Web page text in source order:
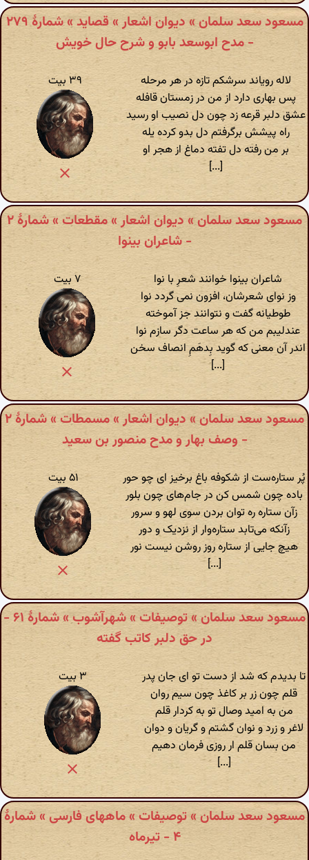
مسعود سعد سلمان » دیوان اشعار » قصاید » شمارهٔ ۲۷۹
- مدح ابوسعد بابو و شرح حال خویش
لاله رویاند سرشکم تازه در هر مرحله
پس بهاری دارد از من در زمستان قافله
عشق دلبر قرعه زد چون دل نصیب او رسید
راه پیشش برگرفتم دل بدو کرده یله
بر من رفته دل تفته دماغ از هجر او
[...]
۳۹ بیت
مسعود سعد سلمان » دیوان اشعار » مقطعات » شمارهٔ ۲
- شاعران بینوا
شاعران بینوا خوانند شعرِ با نوا
وز نوای شعرشان، افزون نمی گردد نوا
طوطیانه گفت و نتوانند جز آموخته
عندلیبم من که هر ساعت دگر سازم نوا
اندر آن معنی که گوید بِدهَمِ انصاف سخن
[...]
۷ بیت
مسعود سعد سلمان » دیوان اشعار » مسمطات » شمارهٔ ۲
- وصف بهار و مدح منصور بن سعید
پُر ستاره‌ست از شکوفه باغ برخیز ای چو حور
باده چون شمس کن در جام‌های چون بلور
زآن ستاره ره توان بردن سوی لهو و سرور
زآنکه می‌تابد ستاره‌وار از نزدیک و دور
هیچ جایی از ستاره روز روشن نیست نور
[...]
۵۱ بیت
مسعود سعد سلمان » توصیفات » شهرآشوب » شمارهٔ ۶۱ -
در حق دلبر کاتب گفته
تا بدیدم که شد از دست تو ای جان پدر
قلم چون زر بر کاغذ چون سیم روان
من به امید وصال تو به کردار قلم
لاغر و زرد و نوان گشتم و گریان و دوان
من بسان قلم ار روزی فرمان دهیم
[...]
۳ بیت
مسعود سعد سلمان » توصیفات » ماههای فارسی » شمارهٔ
۴ - تیرماه